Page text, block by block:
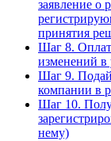
заявление о
принятия
Шаг 8.
изменений в
Шаг 9.
компании в
Шаг 10.
нему)